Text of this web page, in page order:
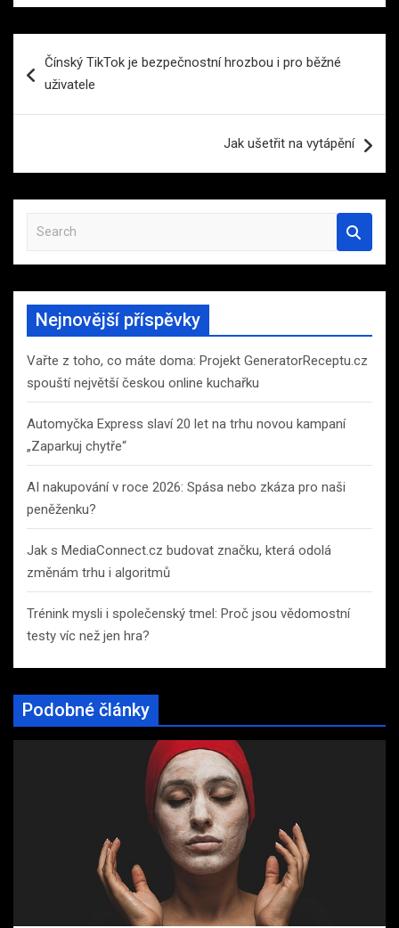
proČínský TikTok je bezpečnostní hrozbou i pro běžné
uživatele
Jak ušetřit na vytápění
a
r
h
Nejnovější příspěvky
Vařte z toho, co máte doma: Projekt GeneratorReceptu.cz
spouští největší českou online kuchařku
Automyčka Express slaví 20 let na trhu novou kampaní
„Zaparkuj chytře“
AI nakupování v roce 2026: Spása nebo zkáza pro naši
peněženku?
Jak s MediaConnect.cz budovat značku, která odolá
změnám trhu i algoritmů
Trénink mysli i společenský tmel: Proč jsou vědomostní
testy víc než jen hra?
Podobné články